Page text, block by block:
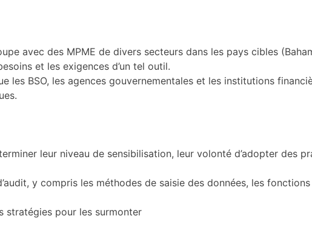
avec des MPME de divers secteurs dans les pays cibles
et les exigences d’un tel outil.
les BSO, les agences gouvernementales et les institutions
leur niveau de sensibilisation, leur volonté d’adopter des
y compris les méthodes de saisie des données, les
stratégies pour les surmonter